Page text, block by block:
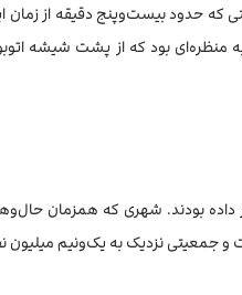
که حدود بیست‌وپنج دقیقه از زمان
منظره‌ای بود که از پشت شیشه
بودند. شهری که همزمان
نزدیک به یک‌ونیم میلیون